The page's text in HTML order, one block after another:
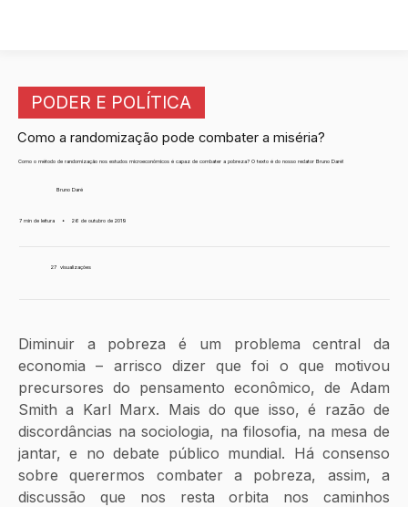
PODER E POLÍTICA
Como a randomização pode combater a miséria?
Como o método de randomização nos estudos microeconômicos é capaz de combater a pobreza? O texto é do nosso redator Bruno Daré!
Bruno Daré
7 min de leitura • 26 de outubro de 2019
27 visualizações
Diminuir a pobreza é um problema central da
economia – arrisco dizer que foi o que motivou
precursores do pensamento econômico, de Adam
Smith a Karl Marx. Mais do que isso, é razão de
discordâncias na sociologia, na filosofia, na mesa de
jantar, e no debate público mundial. Há consenso
sobre querermos combater a pobreza, assim, a
discussão que nos resta orbita nos caminhos